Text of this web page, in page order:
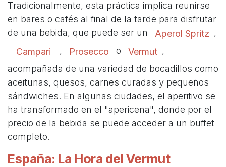
Tradicionalmente, esta práctica implica reunirse
en bares o cafés al final de la tarde para disfrutar
de una bebida, que puede ser un
Aperol Spritz ,
Campari
, Prosecco o Vermut ,
acompañada de una variedad de bocadillos como
aceitunas, quesos, carnes curadas y pequeños
sándwiches. En algunas ciudades, el aperitivo se
ha transformado en el "apericena", donde por el
precio de la bebida se puede acceder a un buffet
completo.
España: La Hora del Vermut